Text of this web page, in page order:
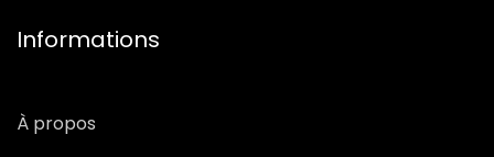
Informations
À propos